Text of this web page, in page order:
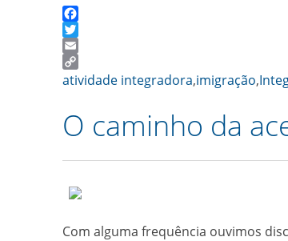
Facebook
Twitter
Email
Copy
atividade integradora,imigração,
O caminho da
Com alguma frequência ouvimos